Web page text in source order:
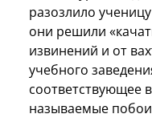
разозлило
они решили
извинений и от
учебного
соответствующее
называемые